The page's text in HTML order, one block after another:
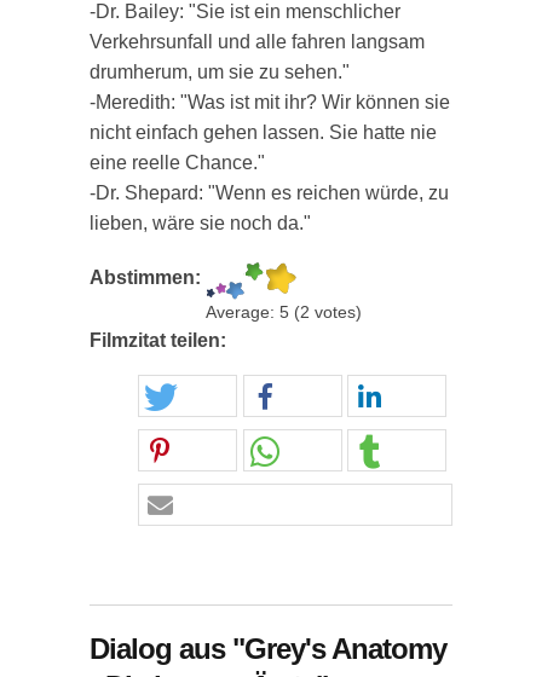
-Dr. Bailey: "Sie ist ein menschlicher
Verkehrsunfall und alle fahren langsam
drumherum, um sie zu sehen."
-Meredith: "Was ist mit ihr? Wir können sie
nicht einfach gehen lassen. Sie hatte nie
eine reelle Chance."
-Dr. Shepard: "Wenn es reichen würde, zu
lieben, wäre sie noch da."
Abstimmen:
Average: 5 (2 votes)
Filmzitat teilen:
Dialog aus "Grey's Anatomy